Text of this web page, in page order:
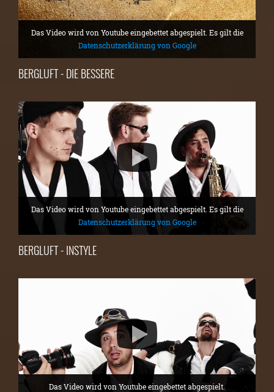
Das Video wird von Youtube eingebettet abgespielt. Es gilt die
Datenschutzerklärung von Google
BERGLUFT - DIE BESSERE
Das Video wird von Youtube eingebettet abgespielt. Es gilt die
Datenschutzerklärung von Google
BERGLUFT - INSTYLE
Das Video wird von Youtube eingebettet abgespielt.